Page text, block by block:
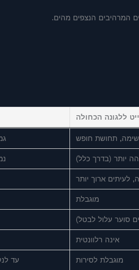
המרהיבים הנצפים מהים.
ללגונה הכחולה
נשימה, תחושת חופש
יותר (בדרך כלל)
לעיתים ארוך יותר
מוגבלת
סוער עלול לבטל)
אינה רלוונטית
מוגבלת לסירות עד